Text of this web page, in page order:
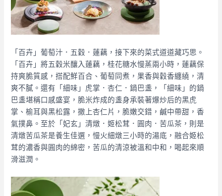
「百卉」葡萄汁．五穀．蓮藕，接下來的菜式道道藏巧思。
「百卉」將五穀米釀入蓮藕，桂花糖水慢蒸兩小時，蓮藕保
持爽脆質感，搭配鮮百合、葡萄同煮，果香與穀香纏繞，清
爽不膩。還有 「細味」虎掌．杏仁．鍋巴盞，
「細味」的鍋
巴盞堪稱口感盛宴，脆米炸成的盞身承裝著爆炒后的黑虎
掌、榆耳與黑松露，撒上杏仁片，脆嫩交錯，鹹中帶甜，香
氣撲鼻。至於 「妃玄」清燉．姬松茸．圓肉．苦瓜茶，則是
清燉苦瓜茶是養生佳選，慢火細燉三小時的湯底，融合姬松
茸的濃香與圓肉的綿密，苦瓜的清涼被溫和中和，喝起來順
滑滋潤。